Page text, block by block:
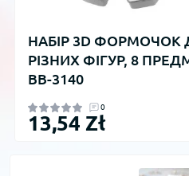
НАБІР 3D ФОРМОЧОК
РІЗНИХ ФІГУР, 8
BB-3140
0
13,54 Zł